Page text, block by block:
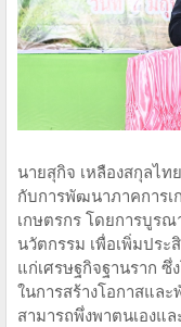
นายสุกิจ เหลืองสกุลไท
กับการพัฒนาภาคการ
เกษตรกร โดยการบูรณ
นวัตกรรม เพื่อเพิ่มปร
แก่เศรษฐกิจฐานราก ซึ่
ในการสร้างโอกาสแล
สามารถพึ่งพาตนเองแ